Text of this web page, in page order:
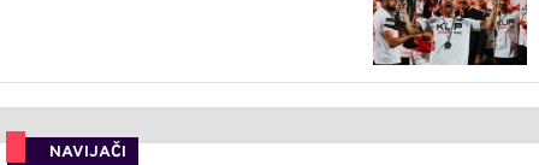
NAVIJAČI